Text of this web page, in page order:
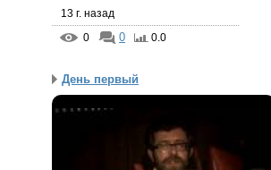
13 г. назад
0
0 0.0
День первый